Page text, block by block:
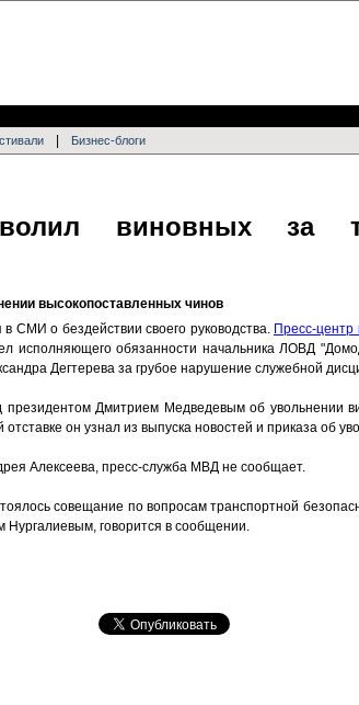
Бизнес-блоги
виновных за
высокопоставленных чинов
СМИ о бездействии своего руководства. Пресс-
исполняющего обязанности начальника ЛОВД
Дегтерева за грубое нарушение служебной
Дмитрием Медведевым об увольнении
он узнал из выпуска новостей и приказа об
Алексеева, пресс-служба МВД не сообщает.
совещание по вопросам транспортной
говорится в сообщении.